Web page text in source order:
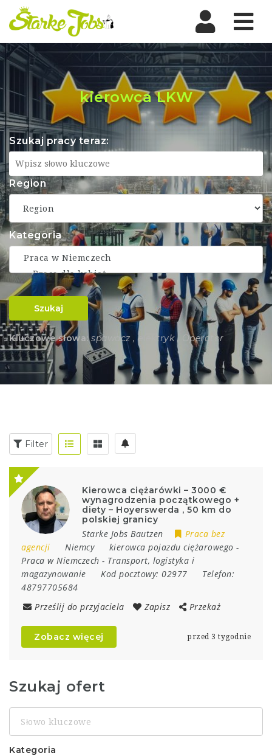
kierowca LKW
Szukaj pracy teraz:
Region
Kategoria
Szukaj
Kluczowe słowa: spawacz , elektryk , Operator
Filter
Kierowca ciężarówki – 3000 €
wynagrodzenia początkowego +
diety – Hoyerswerda , 50 km do
polskiej granicy
Starke Jobs Bautzen
Praca bez
agencji
Niemcy kierowca pojazdu ciężarowego -
Praca w Niemczech - Transport, logistyka i
magazynowanie
Kod pocztowy: 02977
Telefon:
48797705684
Prześlij do przyjaciela
Zapisz Przekaż
Zobacz więcej przed 3 tygodnie
Szukaj ofert
Słowo
kluczowe
Kategoria